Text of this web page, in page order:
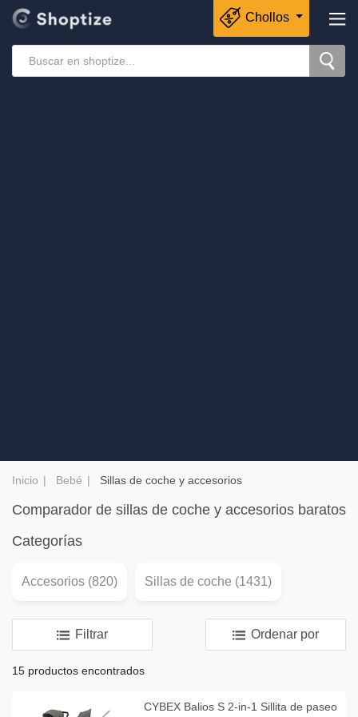
Chollos
Inicio Bebé Sillas de coche y accesorios
Comparador de sillas de coche y accesorios baratos
Categorías
Accesorios (820) Sillas de coche (1431)
Filtrar Ordenar por
15 productos encontrados
CYBEX Balios S 2-in-1 Sillita de paseo